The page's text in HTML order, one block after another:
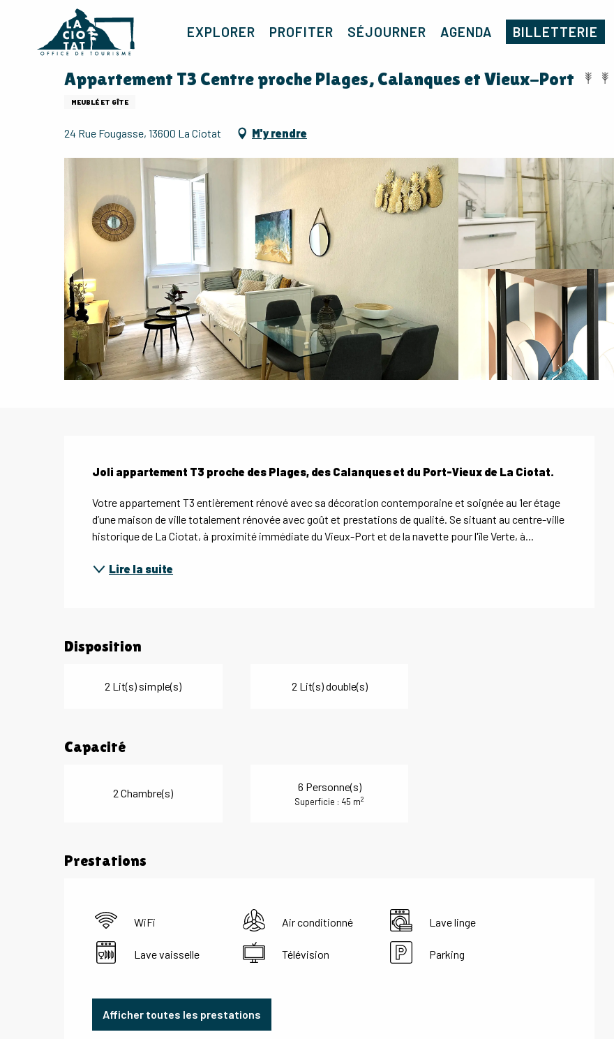
EXPLORER PROFITER SÉJOURNER AGENDA BILLETTERIE
Appartement T3 Centre proche Plages, Calanques et Vieux-Port
Appartement T3 Centre proche Plages, Calanques et Vieux-Port
MEUBLÉ ET GÎTE
24 Rue Fougasse, 13600 La Ciotat M'y rendre
Joli appartement T3 proche des Plages, des Calanques et du Port-Vieux de La Ciotat.
Votre appartement T3 entièrement rénové avec sa décoration contemporaine et soignée au 1er étage
d’une maison de ville totalement rénovée avec goût et prestations de qualité. Se situant au centre-ville
historique de La Ciotat, à proximité immédiate du Vieux-Port et de la navette pour l'île Verte, à...
Lire la suite
Disposition
2 Lit(s) simple(s) 2 Lit(s) double(s)
Capacité
2 Chambre(s) 6 Personne(s)
Superficie : 45 m2
Prestations
WiFi Air conditionné Lave linge
Lave vaisselle Télévision Parking
Afficher toutes les prestations